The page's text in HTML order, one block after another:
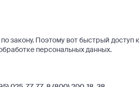
закону. Поэтому вот быстрый доступ к
персональных данных.